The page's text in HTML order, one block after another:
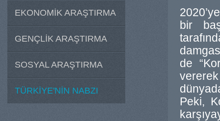
EKONOMİK ARAŞTIRMA
GENÇLİK ARAŞTIRMA
SOSYAL ARAŞTIRMA
TÜRKİYE'NİN NABZI
bir
de
Peki,